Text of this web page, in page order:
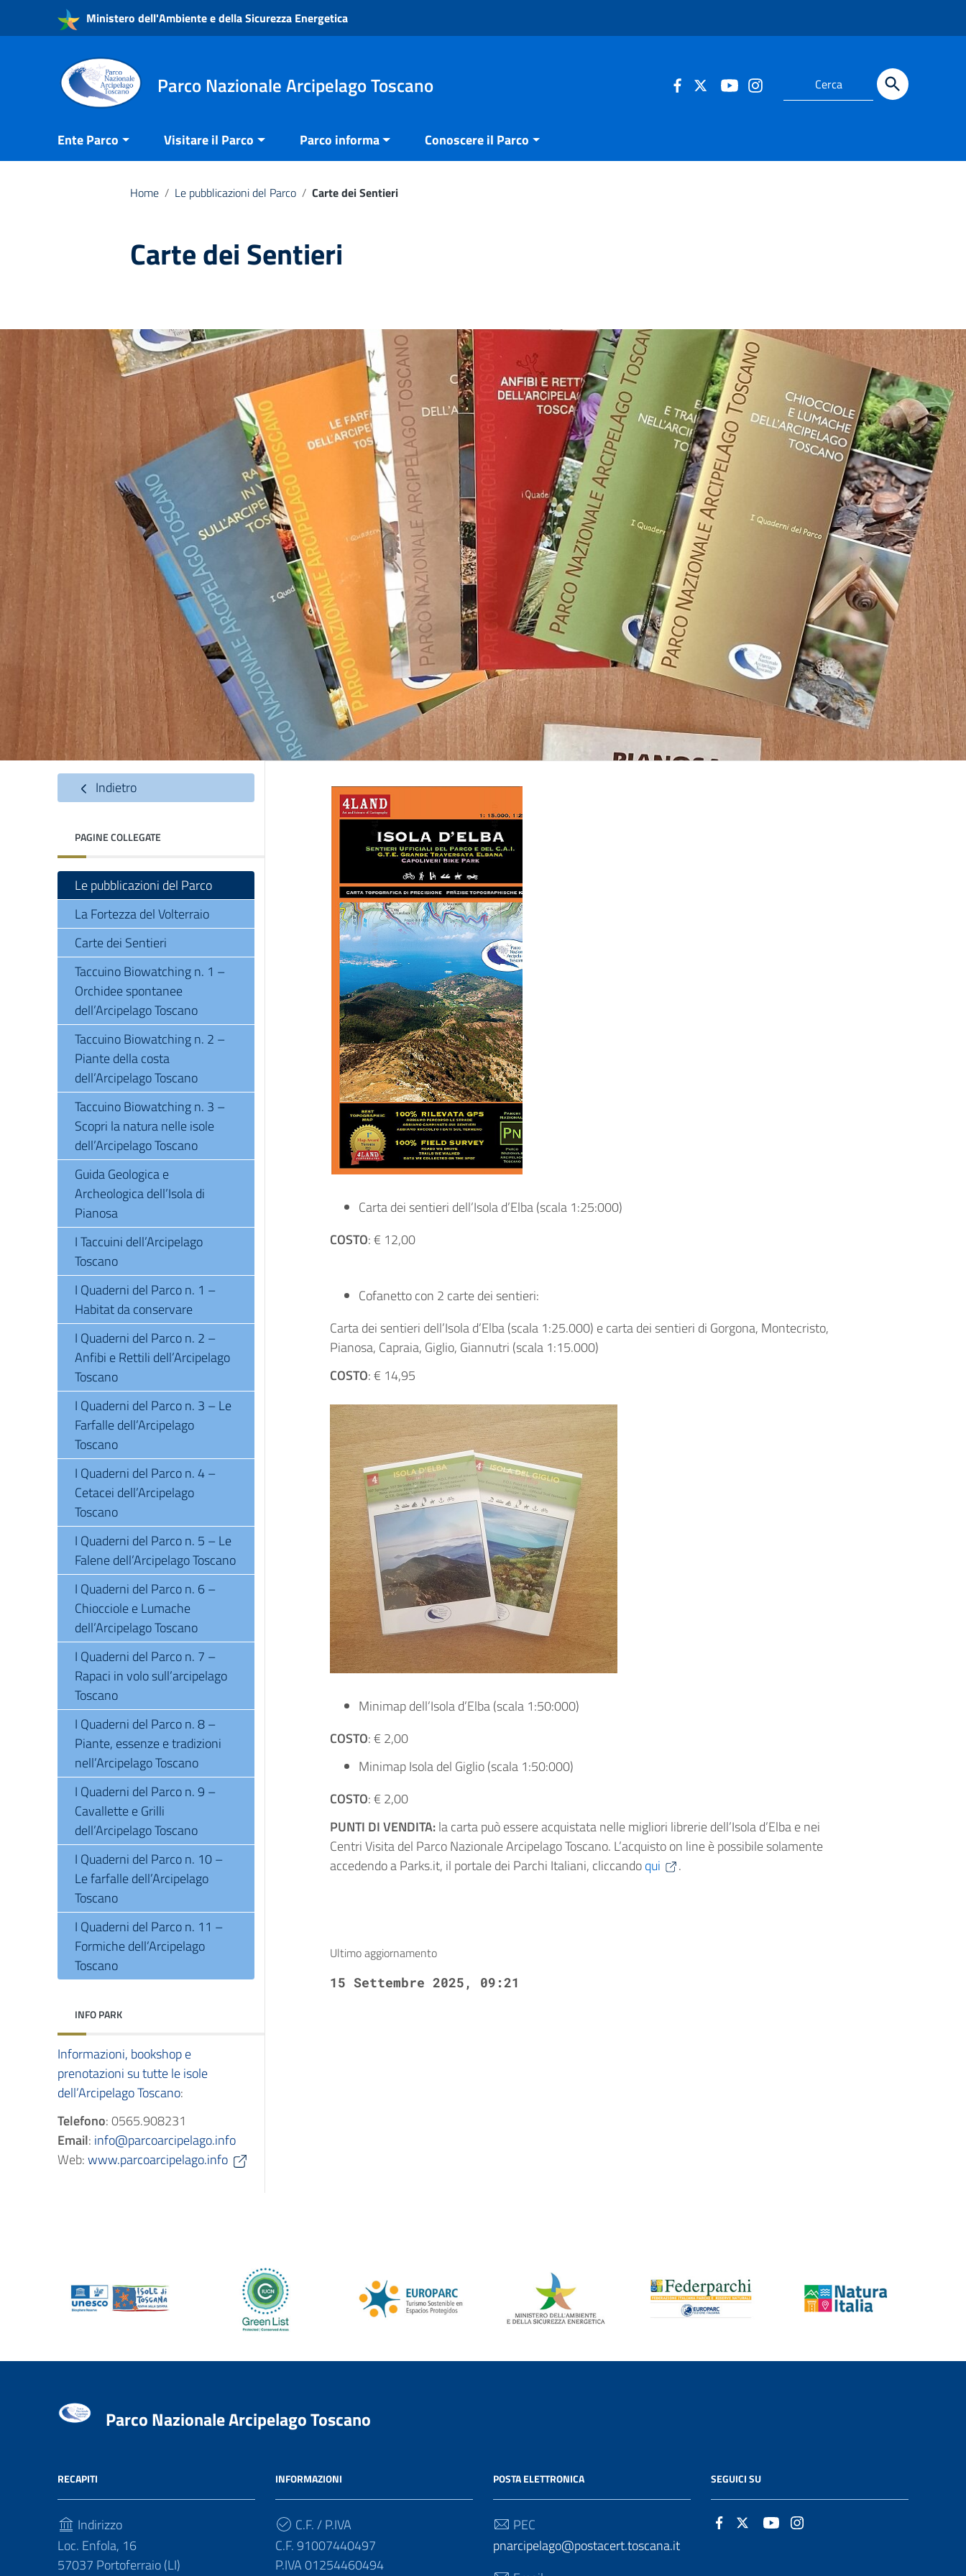
Vai ai contenuti
Vai al menu di navigazione
Ministero dell'Ambiente e della Sicurezza Energetica
Parco Nazionale Arcipelago Toscano
Ente Parco Visitare il Parco Parco informa Conoscere il Parco
Home / Le pubblicazioni del Parco / Carte dei Sentieri
Carte dei Sentieri
Indietro
PAGINE COLLEGATE
Le pubblicazioni del Parco
La Fortezza del Volterraio
Carte dei Sentieri
Taccuino Biowatching n. 1 –
Orchidee spontanee
dell’Arcipelago Toscano
Taccuino Biowatching n. 2 –
Piante della costa
dell’Arcipelago Toscano
Taccuino Biowatching n. 3 –
Scopri la natura nelle isole
dell’Arcipelago Toscano
Guida Geologica e
Archeologica dell’Isola di
Pianosa
I Taccuini dell’Arcipelago
Toscano
I Quaderni del Parco n. 1 –
Habitat da conservare
I Quaderni del Parco n. 2 –
Anfibi e Rettili dell’Arcipelago
Toscano
I Quaderni del Parco n. 3 – Le
Farfalle dell’Arcipelago
Toscano
I Quaderni del Parco n. 4 –
Cetacei dell’Arcipelago
Toscano
I Quaderni del Parco n. 5 – Le
Falene dell’Arcipelago Toscano
I Quaderni del Parco n. 6 –
Chiocciole e Lumache
dell’Arcipelago Toscano
I Quaderni del Parco n. 7 –
Rapaci in volo sull’arcipelago
Toscano
I Quaderni del Parco n. 8 –
Piante, essenze e tradizioni
nell’Arcipelago Toscano
I Quaderni del Parco n. 9 –
Cavallette e Grilli
dell’Arcipelago Toscano
I Quaderni del Parco n. 10 –
Le farfalle dell’Arcipelago
Toscano
I Quaderni del Parco n. 11 –
Formiche dell’Arcipelago
Toscano
INFO PARK
Informazioni, bookshop e
prenotazioni su tutte le isole
dell’Arcipelago Toscano:
Telefono: 0565.908231
Email: info@parcoarcipelago.info
Web:www.parcoarcipelago.info
Carta dei sentieri dell’Isola d’Elba (scala 1:25:000)
COSTO: € 12,00
Cofanetto con 2 carte dei sentieri:
Carta dei sentieri dell’Isola d’Elba (scala 1:25.000) e carta dei sentieri di Gorgona, Montecristo,
Pianosa, Capraia, Giglio, Giannutri (scala 1:15.000)
COSTO: € 14,95
Minimap dell’Isola d’Elba (scala 1:50:000)
COSTO: € 2,00
Minimap Isola del Giglio (scala 1:50:000)
COSTO: € 2,00
PUNTI DI VENDITA:la carta può essere acquistata nelle migliori librerie dell’Isola d’Elba e nei
Centri Visita del Parco Nazionale Arcipelago Toscano. L’acquisto on line è possibile solamente
accedendo a Parks.it, il portale dei Parchi Italiani, cliccandoqui .
Ultimo aggiornamento
15 Settembre 2025, 09:21
Parco Nazionale Arcipelago Toscano
RECAPITI
Indirizzo
Loc. Enfola, 16
57037 Portoferraio (LI)
INFORMAZIONI
C.F. / P.IVA
C.F. 91007440497
P.IVA 01254460494
POSTA ELETTRONICA
PEC
pnarcipelago@postacert.toscana.it
SEGUICI SU